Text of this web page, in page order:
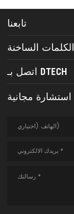
تابعنا
الكلمات الساخنة
اتصل بـ DTECH
استشارة مجانية